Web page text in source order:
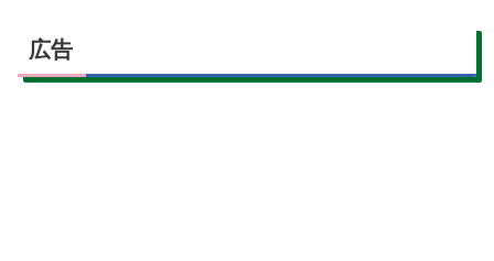
広告